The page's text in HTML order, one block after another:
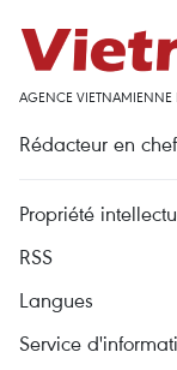
AGENCE
Rédacteur en
Propriété
RSS
Langues
Service